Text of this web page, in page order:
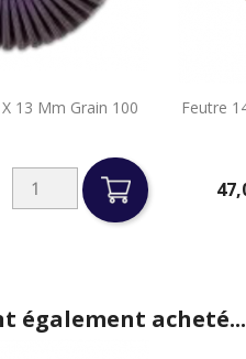
13 Mm Grain 100
rapide Feutre
également acheté...